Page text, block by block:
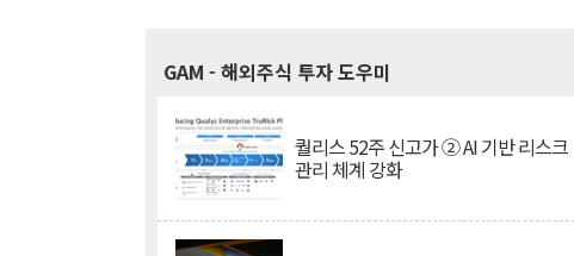
GAM - 해외주식 투자 도우미
퀄리스 52주 신고가 ② AI 기반 리스크
관리 체계 강화